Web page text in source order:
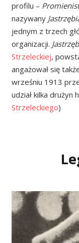
profilu –
nazywany
jednym z trzech
organizacji.
Strzeleckiej,
angażował się
wrześniu 1913
udział kilka drużyn
Strzeleckiego)